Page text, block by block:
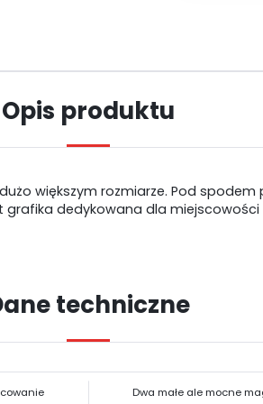
Opis produktu
większym rozmiarze. Pod
dedykowana dla
techniczne
Dwa małe ale mocne
Możesz zmienić ustawienia cookies lub
W dowolnym momencie możesz dokonać
REGIONALNE